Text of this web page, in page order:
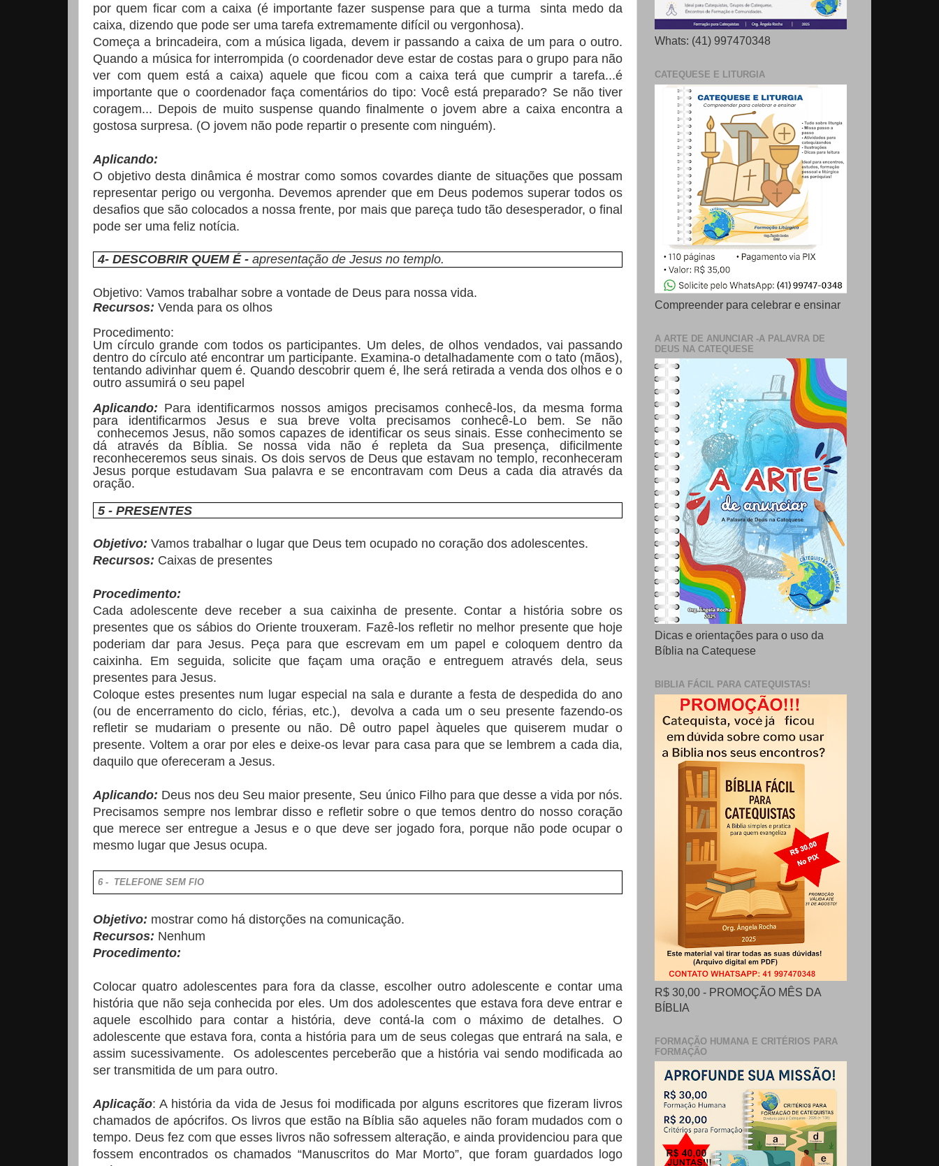
por quem ficar com a caixa (é importante fazer suspense para que a turma sinta medo da
caixa, dizendo que pode ser uma tarefa extremamente difícil ou vergonhosa).
Começa a brincadeira, com a música ligada, devem ir passando a caixa de um para o outro.
Quando a música for interrompida (o coordenador deve estar de costas para o grupo para não
ver com quem está a caixa) aquele que ficou com a caixa terá que cumprir a tarefa...é
importante que o coordenador faça comentários do tipo: Você está preparado? Se não tiver
coragem... Depois de muito suspense quando finalmente o jovem abre a caixa encontra a
gostosa surpresa. (O jovem não pode repartir o presente com ninguém).
Aplicando:
O objetivo desta dinâmica é mostrar como somos covardes diante de situações que possam
representar perigo ou vergonha. Devemos aprender que em Deus podemos superar todos os
desafios que são colocados a nossa frente, por mais que pareça tudo tão desesperador, o final
pode ser uma feliz notícia.
4- DESCOBRIR QUEM É - apresentação de Jesus no templo.
Objetivo: Vamos trabalhar sobre a vontade de Deus para nossa vida.
Recursos: Venda para os olhos
Procedimento:
Um círculo grande com todos os participantes. Um deles, de olhos vendados, vai passando
dentro do círculo até encontrar um participante. Examina-o detalhadamente com o tato (mãos),
tentando adivinhar quem é. Quando descobrir quem é, lhe será retirada a venda dos olhos e o
outro assumirá o seu papel
Aplicando: Para identificarmos nossos amigos precisamos conhecê-los, da mesma forma
para identificarmos Jesus e sua breve volta precisamos conhecê-Lo bem. Se não
conhecemos Jesus, não somos capazes de identificar os seus sinais. Esse conhecimento se
dá através da Bíblia. Se nossa vida não é repleta da Sua presença, dificilmente
reconheceremos seus sinais. Os dois servos de Deus que estavam no templo, reconheceram
Jesus porque estudavam Sua palavra e se encontravam com Deus a cada dia através da
oração.
5 - PRESENTES
Objetivo: Vamos trabalhar o lugar que Deus tem ocupado no coração dos adolescentes.
Recursos: Caixas de presentes
Procedimento:
Cada adolescente deve receber a sua caixinha de presente. Contar a história sobre os
presentes que os sábios do Oriente trouxeram. Fazê-los refletir no melhor presente que hoje
poderiam dar para Jesus. Peça para que escrevam em um papel e coloquem dentro da
caixinha. Em seguida, solicite que façam uma oração e entreguem através dela, seus
presentes para Jesus.
Coloque estes presentes num lugar especial na sala e durante a festa de despedida do ano
(ou de encerramento do ciclo, férias, etc.), devolva a cada um o seu presente fazendo-os
refletir se mudariam o presente ou não. Dê outro papel àqueles que quiserem mudar o
presente. Voltem a orar por eles e deixe-os levar para casa para que se lembrem a cada dia,
daquilo que ofereceram a Jesus.
Aplicando: Deus nos deu Seu maior presente, Seu único Filho para que desse a vida por nós.
Precisamos sempre nos lembrar disso e refletir sobre o que temos dentro do nosso coração
que merece ser entregue a Jesus e o que deve ser jogado fora, porque não pode ocupar o
mesmo lugar que Jesus ocupa.
6 - TELEFONE SEM FIO
Objetivo: mostrar como há distorções na comunicação.
Recursos: Nenhum
Procedimento:
Colocar quatro adolescentes para fora da classe, escolher outro adolescente e contar uma
história que não seja conhecida por eles. Um dos adolescentes que estava fora deve entrar e
aquele escolhido para contar a história, deve contá-la com o máximo de detalhes. O
adolescente que estava fora, conta a história para um de seus colegas que entrará na sala, e
assim sucessivamente. Os adolescentes perceberão que a história vai sendo modificada ao
ser transmitida de um para outro.
Aplicação: A história da vida de Jesus foi modificada por alguns escritores que fizeram livros
chamados de apócrifos. Os livros que estão na Bíblia são aqueles não foram mudados com o
tempo. Deus fez com que esses livros não sofressem alteração, e ainda providenciou para que
fossem encontrados os chamados “Manuscritos do Mar Morto”, que foram guardados logo
Whats: (41) 997470348
CATEQUESE E LITURGIA
Compreender para celebrar e ensinar
A ARTE DE ANUNCIAR -A PALAVRA DE
DEUS NA CATEQUESE
Dicas e orientações para o uso da
Bíblia na Catequese
BIBLIA FÁCIL PARA CATEQUISTAS!
R$ 30,00 - PROMOÇÃO MÊS DA
BÍBLIA
FORMAÇÃO HUMANA E CRITÉRIOS PARA
FORMAÇÃO